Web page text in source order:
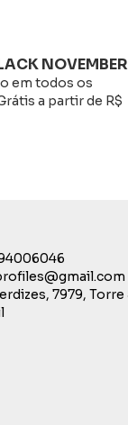
NOVEMBER
em todos os
a partir de R$
7979,